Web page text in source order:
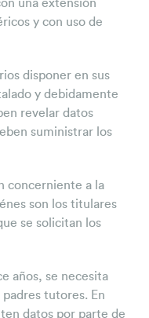
una extensión
y con uso de
disponer en sus
y debidamente
revelar datos
suministrar los
concerniente a la
son los titulares
se solicitan los
años, se necesita
tutores. En
datos por parte de